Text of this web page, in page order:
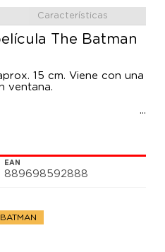
Características
The Batman
15 cm. Viene con una
ventana.
EAN
889698592888